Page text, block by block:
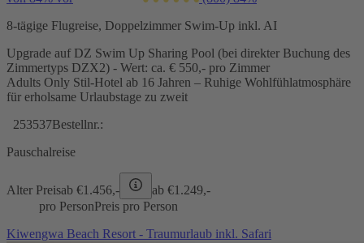
8-tägige Flugreise, Doppelzimmer Swim-Up inkl. AI
Upgrade auf DZ Swim Up Sharing Pool (bei direkter Buchung des
Zimmertyps DZX2) - Wert: ca. € 550,- pro Zimmer
Adults Only Stil-Hotel ab 16 Jahren – Ruhige Wohlfühlatmosphäre
für erholsame Urlaubstage zu zweit
253537Bestellnr.:
Pauschalreise
Alter Preisab €1.456,- ab €1.249,-
pro PersonPreis pro Person
Kiwengwa Beach Resort - Traumurlaub inkl. Safari